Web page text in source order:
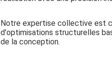
Notre expertise collective est
d'optimisations structurelles
de la conception.